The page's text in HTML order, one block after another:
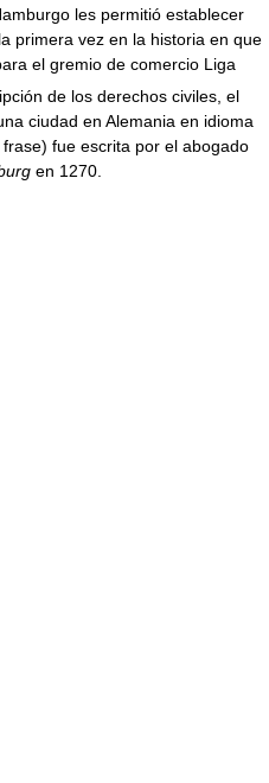
les permitió establecer
primera vez en la historia en que
el gremio de comercio Liga
de los derechos civiles, el
ciudad en Alemania en idioma
frase) fue escrita por el abogado
en 1270.